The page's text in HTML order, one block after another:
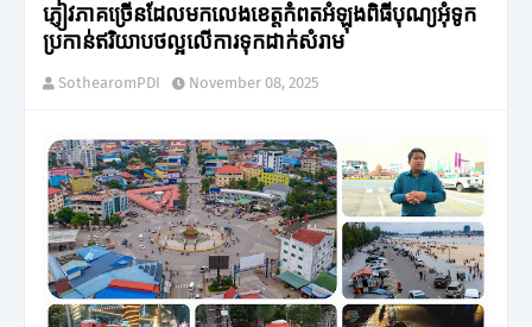
ភ្ញៀវភាគច្រើនដែលមកលេងខេត្តកំពតអំឡុងពិធីបុណ្យអុំទូក
ប្រកាន់ឥរិយាបថល្អលើការទុកដាក់សំរាម
SothearomPDI November 08, 2025